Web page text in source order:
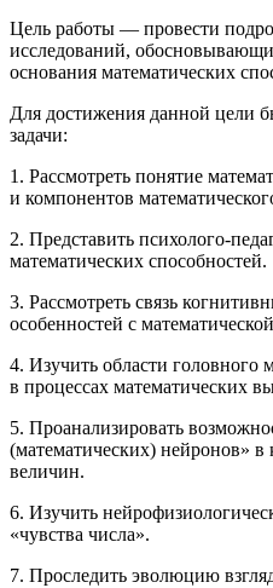
Цель работы — провести
исследований,
основания математических
Для достижения данной цели
задачи:
1. Рассмотреть понятие
и компонентов
2. Представить психолого-
математических способностей.
3. Рассмотреть связь
особенностей с
4. Изучить области головного
в процессах математических
5. Проанализировать
(математических) нейронов» в
величин.
6. Изучить
«чувства числа».
7. Проследить эволюцию